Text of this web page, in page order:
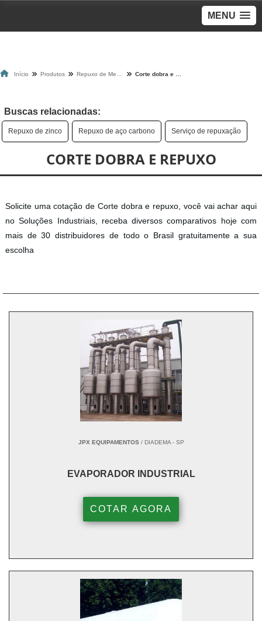
MENU
Início Produtos
Buscas relacionadas:
Repuxo de zinco Repuxo de aço carbono Serviço de repuxação
CORTE DOBRA E REPUXO
Solicite uma cotação de Corte dobra e repuxo, você vai achar aqui
no Soluções Industriais, receba diversos comparativos hoje com
mais de 30 distribuidores de todo o Brasil gratuitamente a sua
escolha
JPX EQUIPAMENTOS/ DIADEMA - SP
EVAPORADOR INDUSTRIAL
COTAR AGORA